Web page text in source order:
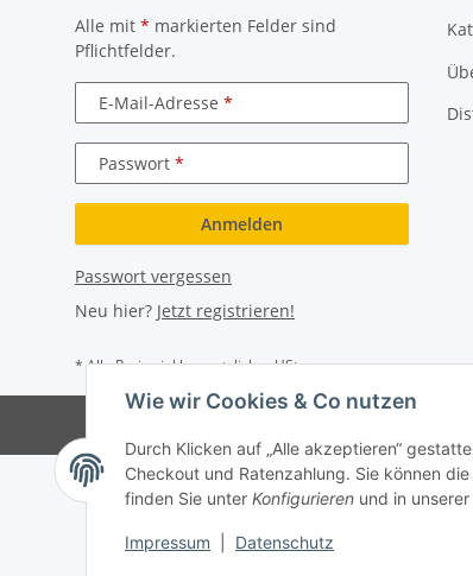
Wie wir Cookies & Co nutzen
Durch Klicken auf „Alle akzeptieren“
Checkout und Ratenzahlung. Sie können
finden Sie unter Konfigurieren und in unserer
Impressum Datenschutz
Alle mit * markierten Felder sind
Pflichtfelder.
E-Mail-Adresse
Passwort
Anmelden
Passwort vergessen
Neu hier? Jetzt registrieren!
* Alle Preise inkl. gesetzlicher USt.